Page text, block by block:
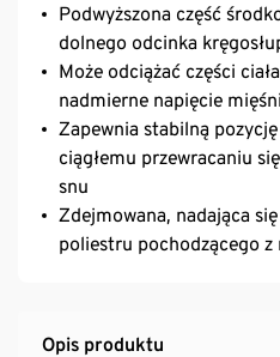
Podwyższona część
dolnego odcinka
Może odciążać części
nadmierne napięcie mięśni
Zapewnia stabilną
ciągłemu przewracaniu
snu
Zdejmowana, nadająca
poliestru pochodzącego z
Opis produktu